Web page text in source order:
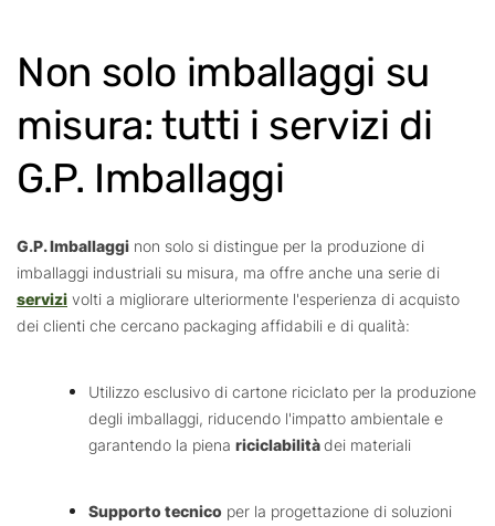
Non solo imballaggi su
misura: tutti i servizi di
G.P. Imballaggi
G.P. Imballaggi non solo si distingue per la produzione di
imballaggi industriali su misura, ma offre anche una serie di
servizi volti a migliorare ulteriormente l'esperienza di acquisto
dei clienti che cercano packaging affidabili e di qualità:
Utilizzo esclusivo di cartone riciclato per la produzione
degli imballaggi, riducendo l'impatto ambientale e
garantendo la piena riciclabilitàdei materiali
Supporto tecnico per la progettazione di soluzioni